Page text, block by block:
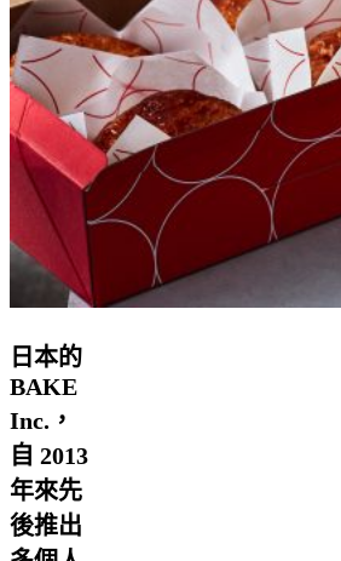
日本的
BAKE
Inc.，
自 2013
年來先
後推出